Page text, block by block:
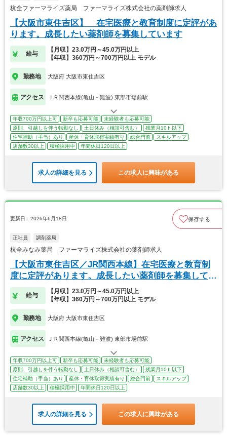
杭全ファーマライズ薬局 ファーマライズ株式会社の薬剤師求人
【大阪市東住吉区】 在宅医療と教育制度に定評があ
ります。成長したい薬剤師を募集しています
給与
【月収】23.0万円～45.0万円以上
【年収】360万円～700万円以上 モデル
勤務地 大阪府 大阪市東住吉区
アクセス ＪＲ関西本線(亀山－難波) 東部市場前駅
年収700万円以上可 新卒も応募可能
未経験者も応募可能
原則、引越しを伴う転勤なし
土日休み（相談可含む）
残業月10ｈ以下
住宅補助（手当）あり
産休・育休取得実績有り 総合門前
スキルアップ
店舗数30以上
積極採用中 年間休日120日以上
求人の詳細を見る この求人に興味がある
更新日：2026年6月18日 保存する
正社員 調剤薬局
杭全みなみ薬局 ファーマライズ株式会社の薬剤師求人
【大阪市東住吉区／JR関西本線】在宅医療と教育制
度に定評があります。成長したい薬剤師を募集してい
ます
給与
【月収】23.0万円～45.0万円以上
【年収】360万円～700万円以上 モデル
勤務地 大阪府 大阪市東住吉区
アクセス ＪＲ関西本線(亀山－難波) 東部市場前駅
年収700万円以上可 新卒も応募可能
未経験者も応募可能
原則、引越しを伴う転勤なし
土日休み（相談可含む）
残業月10ｈ以下
住宅補助（手当）あり
産休・育休取得実績有り 総合門前
スキルアップ
店舗数30以上
積極採用中 年間休日120日以上
求人の詳細を見る この求人に興味がある